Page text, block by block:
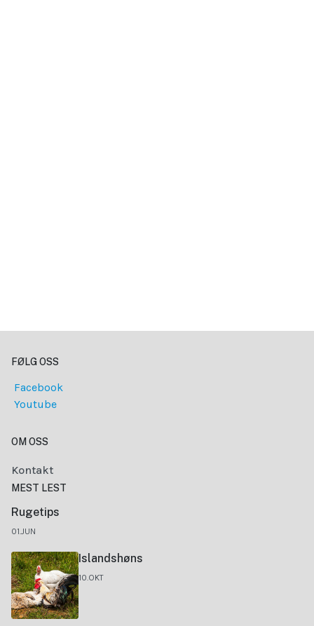
FØLG OSS
Facebook
Youtube
OM OSS
Kontakt
MEST LEST
Rugetips
01.JUN
Islandshøns
10.OKT